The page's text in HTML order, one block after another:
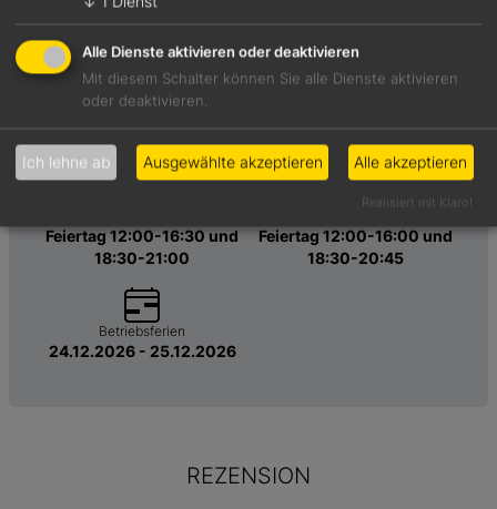
Mi 12:00-16:30 und 18:30-
Do 12:00-16:30 und 18:30-
21:00
Fr 12:00-16:30 und 18:30-
Sa 12:00-16:30 und 18:30-
21:00
Feiertag 12:00-16:30 und
18:30-21:00
Do 12:00-16:00 und 18:30-
20:45
Sa 12:00-16:00 und 18:30-
20:45
Feiertag 12:00-16:00 und
18:30-20:45
Betriebsferien
24.12.2026 - 25.12.2026
REZENSION
Alle Dienste aktivieren oder deaktivieren
Mit diesem Schalter können Sie alle Dienste aktivieren
oder deaktivieren.
Ich lehne ab Ausgewählte akzeptieren Alle akzeptieren
Realisiert mit Klaro!